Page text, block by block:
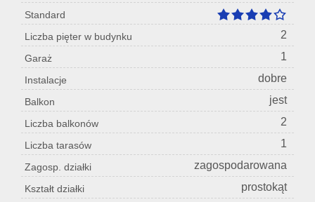
Standard
Liczba pięter w budynku
2
Garaż 1
Instalacje dobre
Balkon jest
Liczba balkonów 2
Liczba tarasów 1
Zagosp. działki zagospodarowana
Kształt działki prostokąt